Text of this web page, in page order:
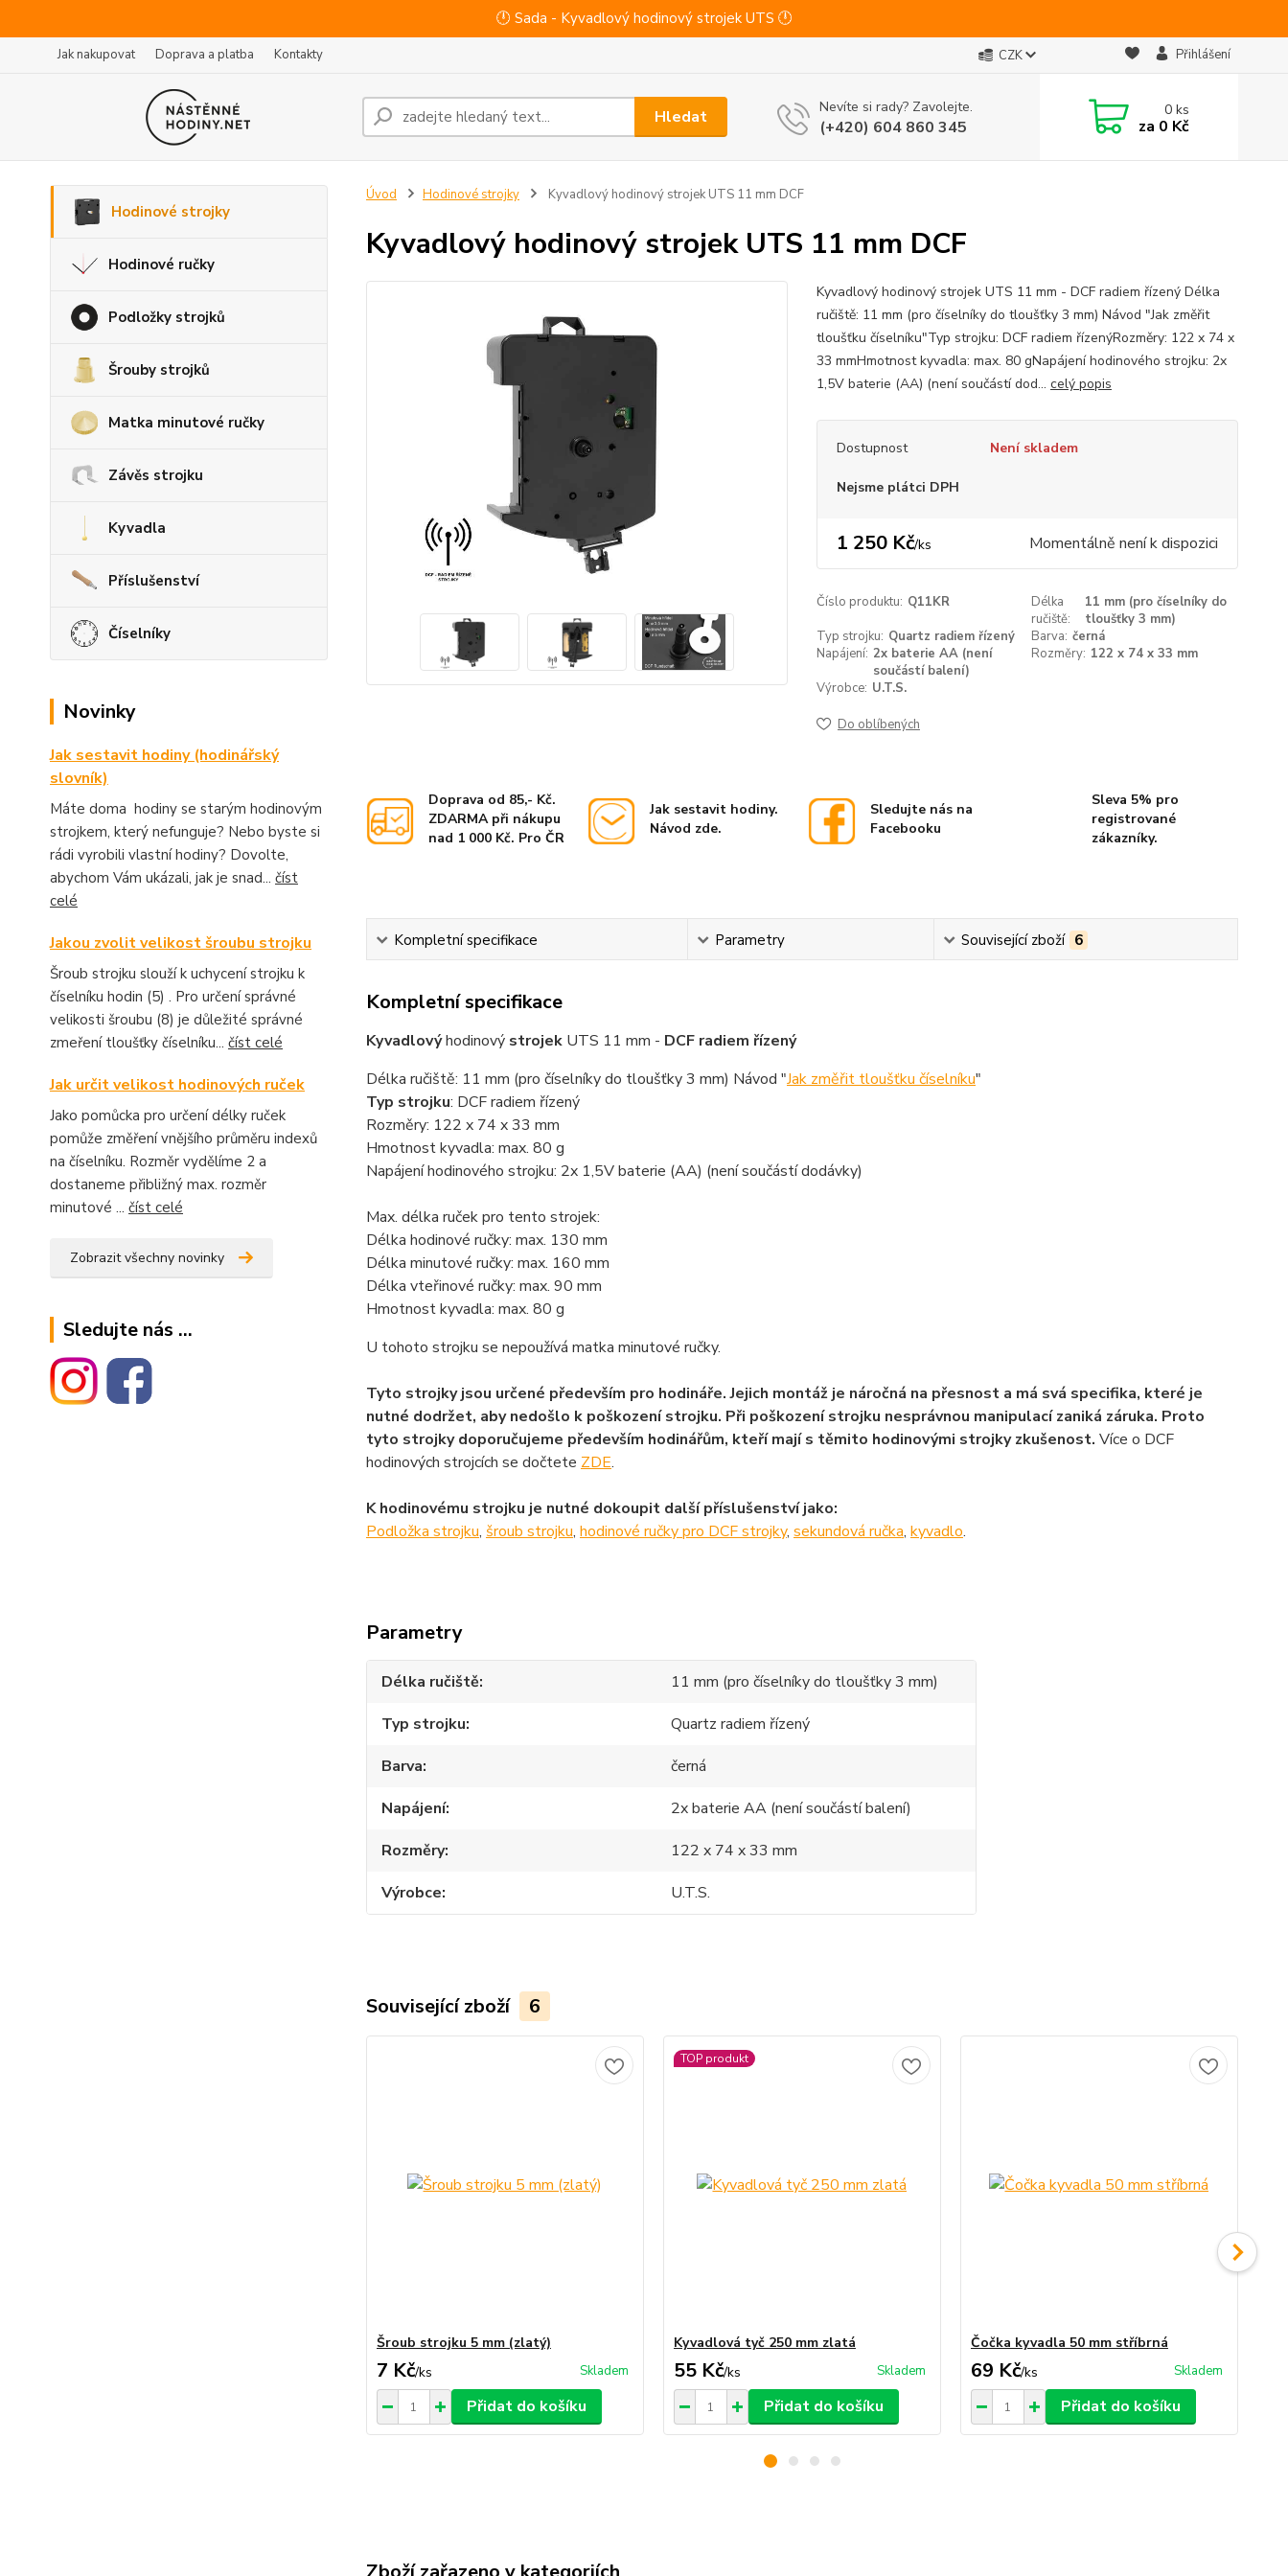
🕛 Sada - Kyvadlový hodinový strojek UTS 🕛
Jak nakupovat Doprava a platba Kontakty CZK Přihlášení
Hledat Nevíte si rady? Zavolejte.
(+420) 604 860 345
0ks
za 0 Kč
Hodinové strojky
Hodinové ručky
Podložky strojků
Šrouby strojků
Matka minutové ručky
Závěs strojku
Kyvadla
Příslušenství
Číselníky
Novinky
Jak sestavit hodiny (hodinářský
slovník)
Máte doma hodiny se starým hodinovým
strojkem, který nefunguje? Nebo byste si
rádi vyrobili vlastní hodiny? Dovolte,
abychom Vám ukázali, jak je snad... číst
celé
Jakou zvolit velikost šroubu strojku
Šroub strojku slouží k uchycení strojku k
číselníku hodin (5) . Pro určení správné
velikosti šroubu (8) je důležité správné
zmeření tloušťky číselníku... číst celé
Jak určit velikost hodinových ruček
Jako pomůcka pro určení délky ruček
pomůže změření vnějšího průměru indexů
na číselníku. Rozměr vydělíme 2 a
dostaneme přibližný max. rozměr
minutové ... číst celé
Zobrazit všechny novinky
Sledujte nás ...
Úvod Hodinové strojky Kyvadlový hodinový strojek UTS 11 mm DCF
Kyvadlový hodinový strojek UTS 11 mm DCF
Kyvadlový hodinový strojek UTS 11 mm - DCF radiem řízený Délka
ručiště: 11 mm (pro číselníky do tloušťky 3 mm) Návod "Jak změřit
tloušťku číselníku"Typ strojku: DCF radiem řízenýRozměry: 122 x 74 x
33 mmHmotnost kyvadla: max. 80 gNapájení hodinového strojku: 2x
1,5V baterie (AA) (není součástí dod... celý popis
Dostupnost Není skladem
Nejsme plátci DPH
1 250 Kč/ks Momentálně není k dispozici
Číslo produktu: Q11KR
Délka
ručiště:
11 mm (pro číselníky do
tloušťky 3 mm)
Typ strojku: Quartz radiem řízený Barva: černá
Napájení: 2x baterie AA (není
součástí balení)
Rozměry: 122 x 74 x 33 mm
Výrobce: U.T.S.
Do oblíbených
Doprava od 85,- Kč.
ZDARMA při nákupu
nad 1 000 Kč. Pro ČR
Jak sestavit hodiny.
Návod zde.
Sledujte nás na
Facebooku
Sleva 5% pro
registrované
zákazníky.
Kompletní specifikace Parametry Související zboží 6
Kompletní specifikace
Kyvadlovýhodinový strojekUTS 11 mm - DCF radiem řízený
Délka ručiště: 11 mm (pro číselníky do tloušťky 3 mm) Návod "Jak změřit tloušťku číselníku"
Typ strojku: DCF radiem řízený
Rozměry: 122 x 74 x 33 mm
Hmotnost kyvadla: max. 80 g
Napájení hodinového strojku: 2x 1,5V baterie (AA) (není součástí dodávky)
Max. délka ruček pro tento strojek:
Délka hodinové ručky: max. 130 mm
Délka minutové ručky: max. 160 mm
Délka vteřinové ručky: max. 90 mm
Hmotnost kyvadla: max. 80 g
U tohoto strojku se nepoužívá matka minutové ručky.
Tyto strojky jsou určené především pro hodináře. Jejich montáž je náročná na přesnost a má svá specifika, které je
nutné dodržet, aby nedošlo k poškození strojku. Při poškození strojku nesprávnou manipulací zaniká záruka. Proto
tyto strojky doporučujeme především hodinářům, kteří mají s těmito hodinovými strojky zkušenost. Více o DCF
hodinových strojcích se dočtete ZDE.
K hodinovému strojku je nutné dokoupit další příslušenství jako:
Podložka strojku, šroub strojku, hodinové ručky pro DCF strojky, sekundová ručka, kyvadlo.
Parametry
Délka ručiště
11 mm (pro číselníky do tloušťky 3 mm)
Typ strojku
Quartz radiem řízený
Barva
černá
Napájení
2x baterie AA (není součástí balení)
Rozměry
122 x 74 x 33 mm
Výrobce
U.T.S.
Související zboží 6
Šroub strojku 5 mm (zlatý)
7 Kč/ks Skladem
Přidat do košíku
TOP produkt
Kyvadlová tyč 250 mm zlatá
55 Kč/ks Skladem
Přidat do košíku
Čočka kyvadla 50 mm stříbrná
69 Kč/ks Skladem
Přidat do košíku